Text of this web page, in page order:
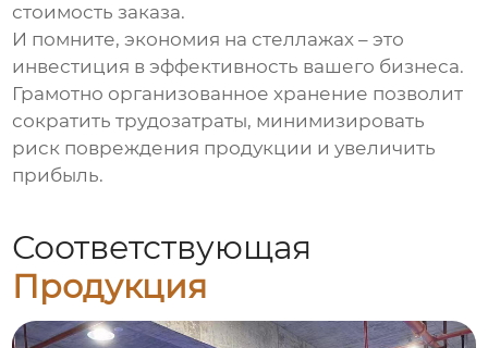
стоимость заказа.
И помните, экономия на стеллажах – это
инвестиция в эффективность вашего бизнеса.
Грамотно организованное хранение позволит
сократить трудозатраты, минимизировать
риск повреждения продукции и увеличить
прибыль.
Соответствующая
Продукция